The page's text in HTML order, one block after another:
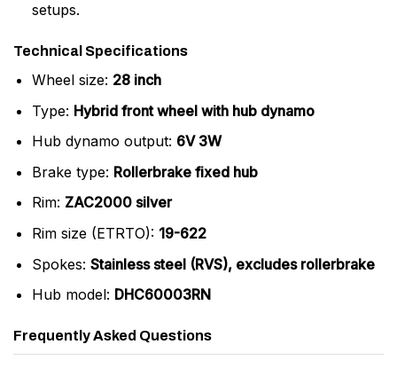
setups.
Technical Specifications
Wheel size: 28 inch
Type: Hybrid front wheel with hub dynamo
Hub dynamo output: 6V 3W
Brake type: Rollerbrake fixed hub
Rim: ZAC2000 silver
Rim size (ETRTO): 19-622
Spokes: Stainless steel (RVS), excludes rollerbrake
Hub model: DHC60003RN
Frequently Asked Questions